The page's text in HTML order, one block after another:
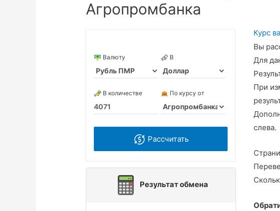
Агропромбанка
Валюту В
В количестве По курсу от
Рассчитать
Результат обмена
Курс
Вы
Для
При
слева.